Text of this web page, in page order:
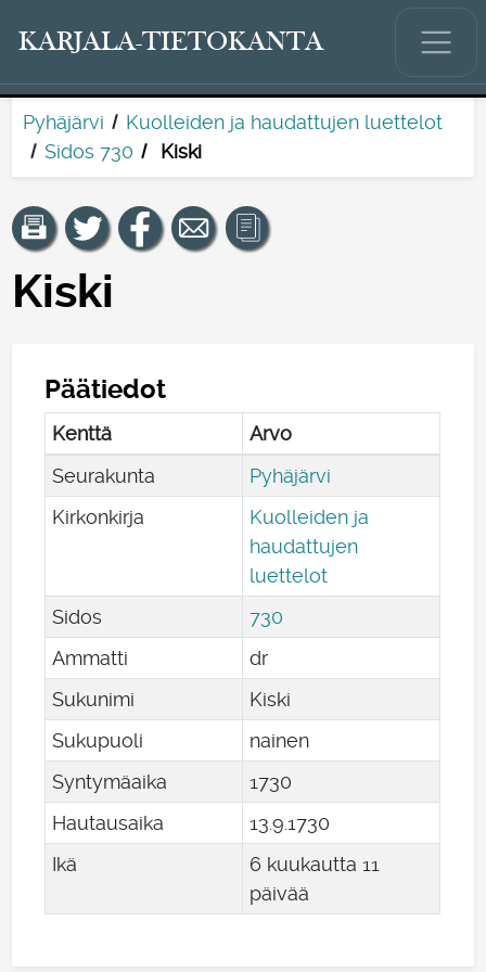
KARJALA-TIETOKANTA
Pyhäjärvi
Kuolleiden ja haudattujen luettelot
Sidos 730
Kiski
Kiski
Päätiedot
Kenttä
Arvo
Seurakunta
Pyhäjärvi
Kirkonkirja
Kuolleiden ja
haudattujen
luettelot
Sidos
730
Ammatti
dr
Sukunimi
Kiski
Sukupuoli
nainen
Syntymäaika
1730
Hautausaika
1391730
Ikä
6 kuukautta 11
päivää